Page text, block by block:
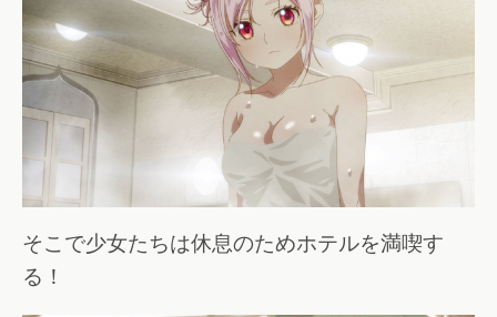
そこで少女たちは休息のためホテルを満喫す
る！